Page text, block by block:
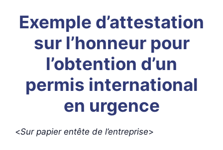
Exemple d’attestation
sur l’honneur pour
l’obtention d’un
permis international
en urgence
<Sur papier entête de l’entreprise>